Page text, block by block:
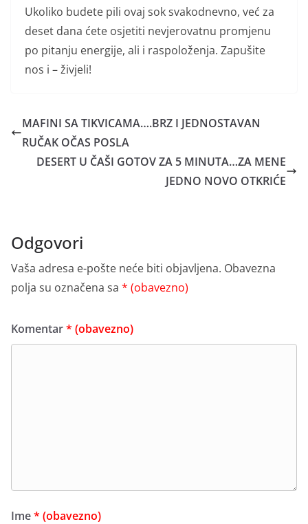
Ukoliko budete pili ovaj sok svakodnevno, već za
deset dana ćete osjetiti nevjerovatnu promjenu
po pitanju energije, ali i raspoloženja. Zapušite
nos i – živjeli!
MAFINI SA TIKVICAMA….BRZ I JEDNOSTAVAN
RUČAK OČAS POSLA
DESERT U ČAŠI GOTOV ZA 5 MINUTA…ZA MENE
JEDNO NOVO OTKRIĆE
Odgovori
Vaša adresa e-pošte neće biti objavljena. Obavezna
polja su označena sa * (obavezno)
Komentar* (obavezno)
Ime* (obavezno)